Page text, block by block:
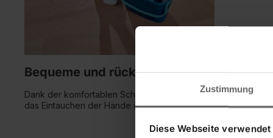
Zustimmung
Diese Webseite
Bequeme und rückenschonende
Dank der komfortablen Schleudertechnologie der CLEAN
das Eintauchen der Hände ins Schmutzwasser überflüssig